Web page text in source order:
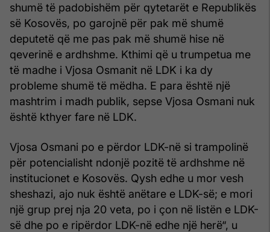
shumë të padobishëm për qytetarët e Republikës
së Kosovës, po garojnë për pak më shumë
deputetë që me pas pak më shumë hise në
qeverinë e ardhshme. Kthimi që u trumpetua me
të madhe i Vjosa Osmanit në LDK i ka dy
probleme shumë të mëdha. E para është një
mashtrim i madh publik, sepse Vjosa Osmani nuk
është kthyer fare në LDK.
Vjosa Osmani po e përdor LDK-në si trampolinë
për potencialisht ndonjë pozitë të ardhshme në
institucionet e Kosovës. Qysh edhe u mor vesh
sheshazi, ajo nuk është anëtare e LDK-së; e mori
një grup prej nja 20 veta, po i çon në listën e LDK-
së dhe po e ripërdor LDK-në edhe një herë“, u